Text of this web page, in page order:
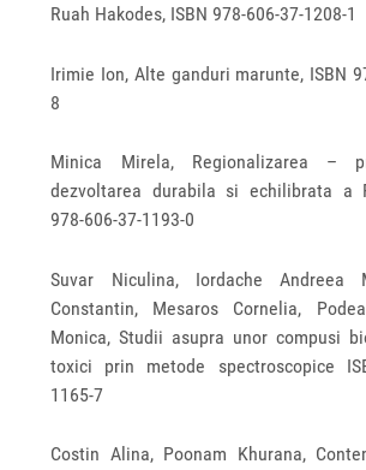
Ruah Hakodes, ISBN 978-606-37-1208-1
Irimie Ion, Alte ganduri marunte, ISBN
8
Minica Mirela, Regionalizarea –
dezvoltarea durabila si echilibrata a
978-606-37-1193-0
Suvar Niculina, Iordache Andreea
Constantin, Mesaros Cornelia,
Monica, Studii asupra unor compusi
toxici prin metode spectroscopice
1165-7
Costin Alina, Poonam Khurana,